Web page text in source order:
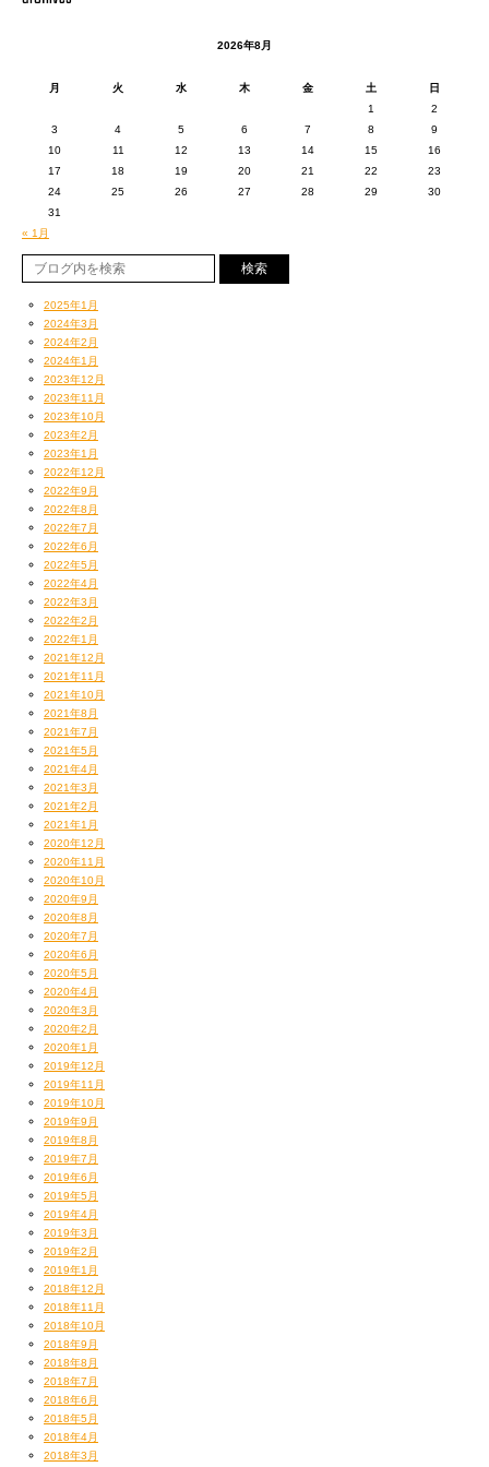
本日の装い。
『インザハウス』チッタ公演の時と同じ
モノトーンでまとめたパターン。
これはこれでイケおじな感じで
カッコいいので気に入っています。
Once again!!!!!
Creepyのファンの皆様（ぴ〜なっちゅ♡）に
受け入れてもらえるかどうかとか
諸々不安あったんですけども
「だがそれは一つ残らず杞憂に過ぎない」
ということだったみたいです。
みんな立ち位置、マスク、声出さないなど
ルール守りつつもグイグイVIBES届けてくれた。
2020/1/11(土)『47TOUR』ファイナル、埼玉公演以来
2年以上のブランクを開けての
ひっさびさのフルタイムのワンマンライブ
正直不安はあったけど
始まっちゃったらこっちのもんよね！
2年前よりキレッキレでSPITしてやろうみたいな
サディスティックなEGOがムクムク。
とてもみんなが声を上げるのを我慢していたとは
思えんエヅラよね！歓声聞こえてくるもんね！！！
んでも僕らのお客様方は
アガリつつもしっかり
ほんと感謝しかない、ってか誇らしい。
Photography by CHERRY CHILL WILL.
Photography by CHERRY CHILL WILL.
（岸）
2026年8月
月 火 水 木 金 土
日
1
2
3
4 5 6 7 8
9
10
11 12 13 14 15
16
17
18 19 20 21 22
23
24
25 26 27 28 29
30
31
« 1月
2025年1月
2024年3月
2024年2月
2024年1月
2023年12月
2023年11月
2023年10月
2023年2月
2023年1月
2022年12月
2022年9月
2022年8月
2022年7月
2022年6月
2022年5月
2022年4月
2022年3月
2022年2月
2022年1月
2021年12月
2021年11月
2021年10月
2021年8月
2021年7月
2021年5月
2021年4月
2021年3月
2021年2月
2021年1月
2020年12月
2020年11月
2020年10月
2020年9月
2020年8月
2020年7月
2020年6月
2020年5月
2020年4月
2020年3月
2020年2月
2020年1月
2019年12月
2019年11月
2019年10月
2019年9月
2019年8月
2019年7月
2019年6月
2019年5月
2019年4月
2019年3月
2019年2月
2019年1月
2018年12月
2018年11月
2018年10月
2018年9月
2018年8月
2018年7月
2018年6月
2018年5月
2018年4月
2018年3月